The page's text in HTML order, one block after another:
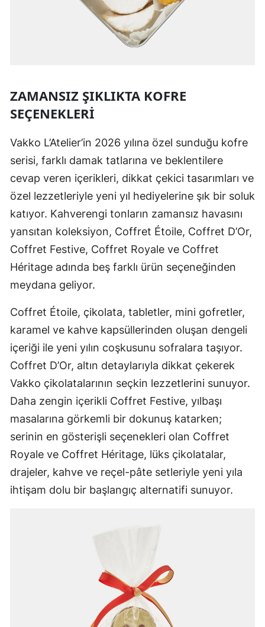
ZAMANSIZ ŞIKLIKTA KOFRE
SEÇENEKLERI
Vakko L’Atelier’in 2026 yılına özel sunduğu kofre
serisi, farklı damak tatlarına ve beklentilere
cevap veren içerikleri, dikkat çekici tasarımları ve
özel lezzetleriyle yeni yıl hediyelerine şık bir soluk
katıyor. Kahverengi tonların zamansız havasını
yansıtan koleksiyon, Coffret Étoile, Coffret D’Or,
Coffret Festive, Coffret Royale ve Coffret
Héritage adında beş farklı ürün seçeneğinden
meydana geliyor.
Coffret Étoile, çikolata, tabletler, mini gofretler,
karamel ve kahve kapsüllerinden oluşan dengeli
içeriği ile yeni yılın coşkusunu sofralara taşıyor.
Coffret D’Or, altın detaylarıyla dikkat çekerek
Vakko çikolatalarının seçkin lezzetlerini sunuyor.
Daha zengin içerikli Coffret Festive, yılbaşı
masalarına görkemli bir dokunuş katarken;
serinin en gösterişli seçenekleri olan Coffret
Royale ve Coffret Héritage, lüks çikolatalar,
drajeler, kahve ve reçel-pâte setleriyle yeni yıla
ihtişam dolu bir başlangıç alternatifi sunuyor.